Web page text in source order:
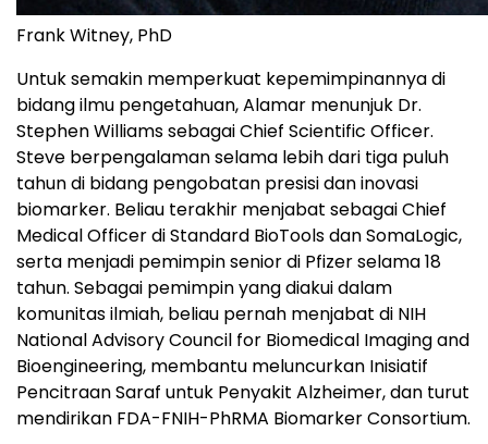
Frank Witney, PhD
Untuk semakin memperkuat kepemimpinannya di
bidang ilmu pengetahuan, Alamar menunjuk Dr.
Stephen Williams sebagai Chief Scientific Officer.
Steve berpengalaman selama lebih dari tiga puluh
tahun di bidang pengobatan presisi dan inovasi
biomarker. Beliau terakhir menjabat sebagai Chief
Medical Officer di Standard BioTools dan SomaLogic,
serta menjadi pemimpin senior di Pfizer selama 18
tahun. Sebagai pemimpin yang diakui dalam
komunitas ilmiah, beliau pernah menjabat di NIH
National Advisory Council for Biomedical Imaging and
Bioengineering, membantu meluncurkan Inisiatif
Pencitraan Saraf untuk Penyakit Alzheimer, dan turut
mendirikan FDA-FNIH-PhRMA Biomarker Consortium.